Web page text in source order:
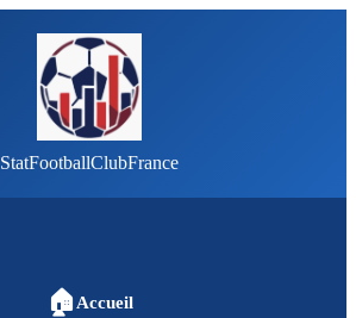
StatFootballClubFrance
🏠 Accueil